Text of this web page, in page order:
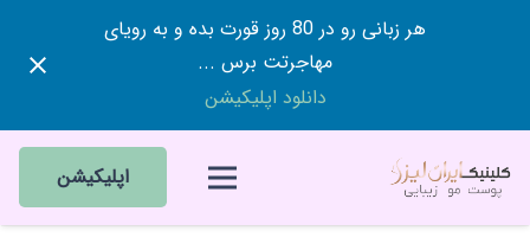
هر زبانی رو در 80 روز قورت بده و به رویای
مهاجرتت برس ...
دانلود اپلیکیشن
اپلیکیشن